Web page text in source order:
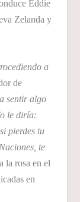
Eddie
Zelanda y
a
de
sentir algo
le diría:
pierdes tu
te
la rosa en el
en